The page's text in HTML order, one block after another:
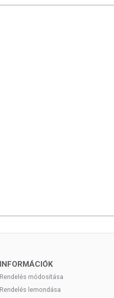
INFORMÁCIÓK
Rendelés módosítása
Rendelés lemondása